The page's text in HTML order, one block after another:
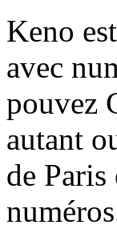
Keno
avec
pouvez
autant
de